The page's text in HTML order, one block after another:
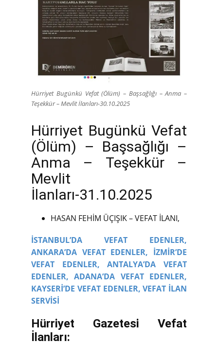
Hürriyet Bugünkü Vefat (Ölüm) – Başsağlığı – Anma –
Teşekkür – Mevlit İlanları-30.10.2025
Hürriyet Bugünkü Vefat
(Ölüm) – Başsağlığı –
Anma – Teşekkür –
Mevlit
İlanları-31.10.2025
HASAN FEHİM ÜÇIŞIK – VEFAT İLANI,
İSTANBUL’DA VEFAT EDENLER,
ANKARA’DA VEFAT EDENLER, İZMİR’DE
VEFAT EDENLER,
ANTALYA’DA VEFAT
EDENLER, ADANA’DA VEFAT EDENLER,
KAYSERİ’DE VEFAT EDENLER, VEFAT İLAN
SERVİSİ
Hürriyet Gazetesi Vefat
İlanları: